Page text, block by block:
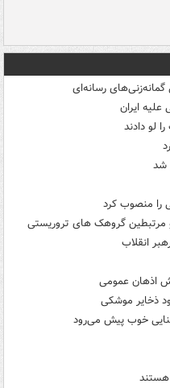
گمانه‌زنی‌های رسانه‌ای
علیه ایران
لو دادند
را منصوب کرد
ذخایر موشکی
خوب پیش می‌رود
هستند